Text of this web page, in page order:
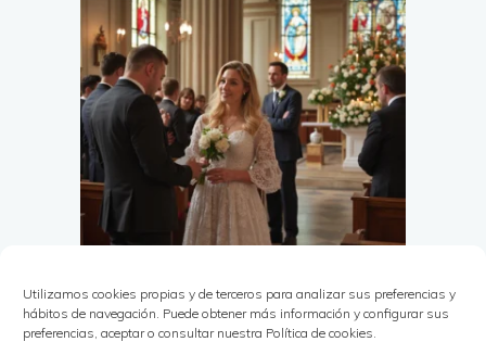
Utilizamos cookies propias y de terceros para analizar sus preferencias y
hábitos de navegación. Puede obtener más información y configurar sus
preferencias, aceptar o consultar nuestra Política de cookies.